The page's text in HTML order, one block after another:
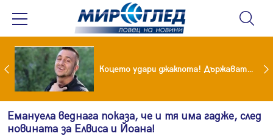
Тишина преди бурята! Защо Саня Армутлиева продължава да мълчи за раздялата с Дара? Коцето удари джакпота! Държавата му плаща 95 000 евро
Емануела веднага показа, че и тя има гадже, след
новината за Елвиса и Йоана!